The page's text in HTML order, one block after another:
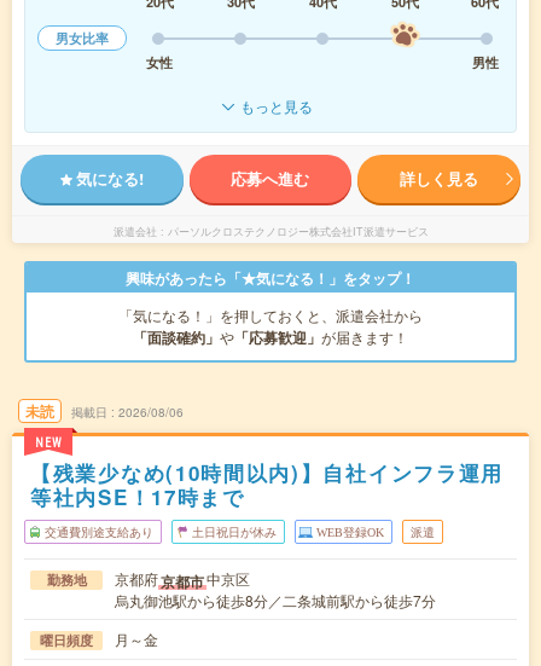
男女比率
女性
男性
もっと見る
気になる! 応募へ進む 詳しく見る
派遣会社 パーソルクロステクノロジー株式会社IT派遣サービス
興味があったら「★気になる！」をタップ！
「気になる！」を押しておくと、派遣会社から
「面談確約」 や 「応募歓迎」 が届きます！
未読
NEW
掲載日 2026/08/06
【残業少なめ(10時間以内)】自社インフラ運用
等社内SE！17時まで
交通費別途支給あり 土日祝日が休み WEB登録OK 派遣
勤務地 京都府京都市中京区
烏丸御池駅から徒歩8分／二条城前駅から徒歩7分
曜日頻度 月～金